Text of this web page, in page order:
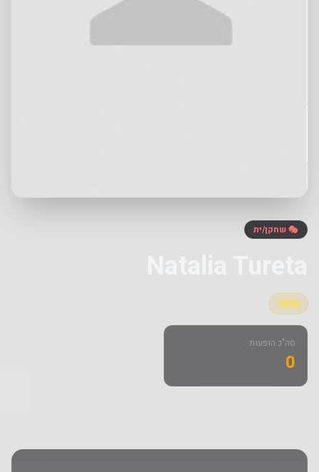
🎭 שחקן/ית
IMDb
סה"כ הופעות
0